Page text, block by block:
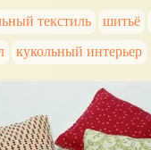
текстиль шитьё
кукольный интерьер